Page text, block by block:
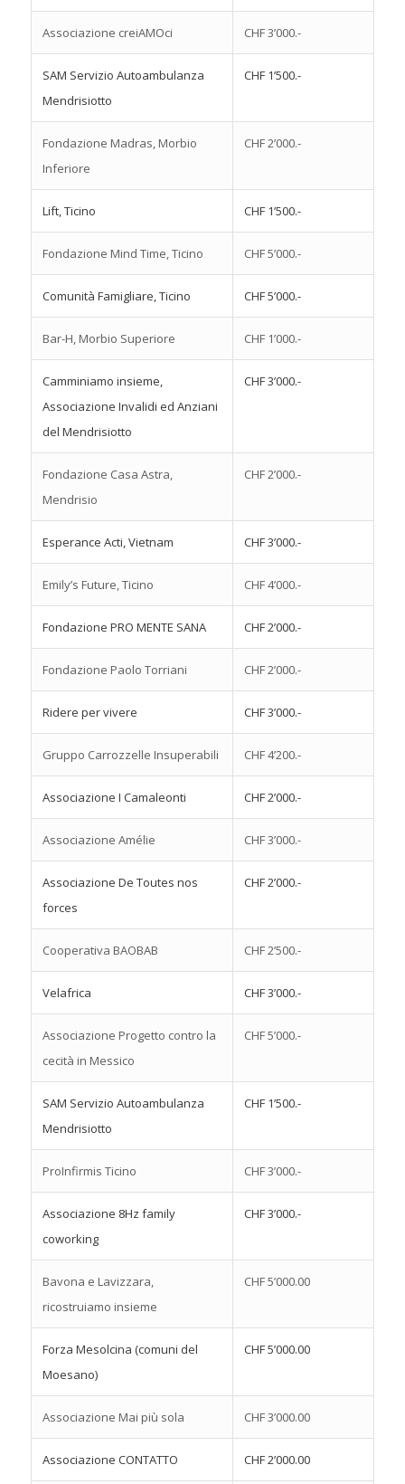
Associazione creiAMOci CHF 3’000.-
SAM Servizio Autoambulanza
Mendrisiotto
CHF 1’500.-
Fondazione Madras, Morbio
Inferiore
CHF 2’000.-
Lift, Ticino CHF 1’500.-
Fondazione Mind Time, Ticino CHF 5’000.-
Comunità Famigliare, Ticino CHF 5’000.-
Bar-H, Morbio Superiore CHF 1’000.-
Camminiamo insieme,
Associazione Invalidi ed Anziani
del Mendrisiotto
CHF 3’000.-
Fondazione Casa Astra,
Mendrisio
CHF 2’000.-
Esperance Acti, Vietnam CHF 3’000.-
Emily’s Future, Ticino CHF 4’000.-
Fondazione PRO MENTE SANA CHF 2’000.-
Fondazione Paolo Torriani CHF 2’000.-
Ridere per vivere CHF 3’000.-
Gruppo Carrozzelle Insuperabili CHF 4’200.-
Associazione I Camaleonti CHF 2’000.-
Associazione Amélie CHF 3’000.-
Associazione De Toutes nos
forces
CHF 2’000.-
Cooperativa BAOBAB CHF 2’500.-
Velafrica CHF 3’000.-
Associazione Progetto contro la
cecità in Messico
CHF 5’000.-
SAM Servizio Autoambulanza
Mendrisiotto
CHF 1’500.-
ProInfirmis Ticino CHF 3’000.-
Associazione 8Hz family
coworking
CHF 3’000.-
Bavona e Lavizzara,
ricostruiamo insieme
CHF 5’000.00
Forza Mesolcina (comuni del
Moesano)
CHF 5’000.00
Associazione Mai più sola CHF 3’000.00
Associazione CONTATTO CHF 2’000.00